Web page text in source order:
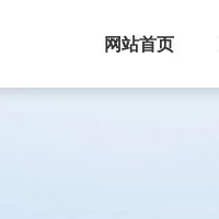
网站首页